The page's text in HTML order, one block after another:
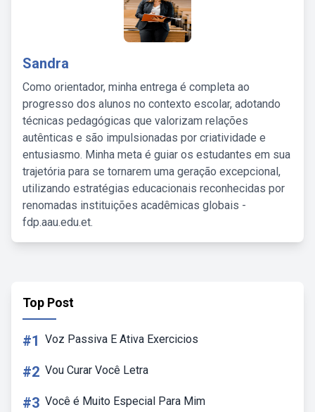
Sandra
Como orientador, minha entrega é completa ao
progresso dos alunos no contexto escolar, adotando
técnicas pedagógicas que valorizam relações
autênticas e são impulsionadas por criatividade e
entusiasmo. Minha meta é guiar os estudantes em sua
trajetória para se tornarem uma geração excepcional,
utilizando estratégias educacionais reconhecidas por
renomadas instituições acadêmicas globais -
fdp.aau.edu.et.
Top Post
#1 Voz Passiva E Ativa Exercicios
#2 Vou Curar Você Letra
#3 Você é Muito Especial Para Mim